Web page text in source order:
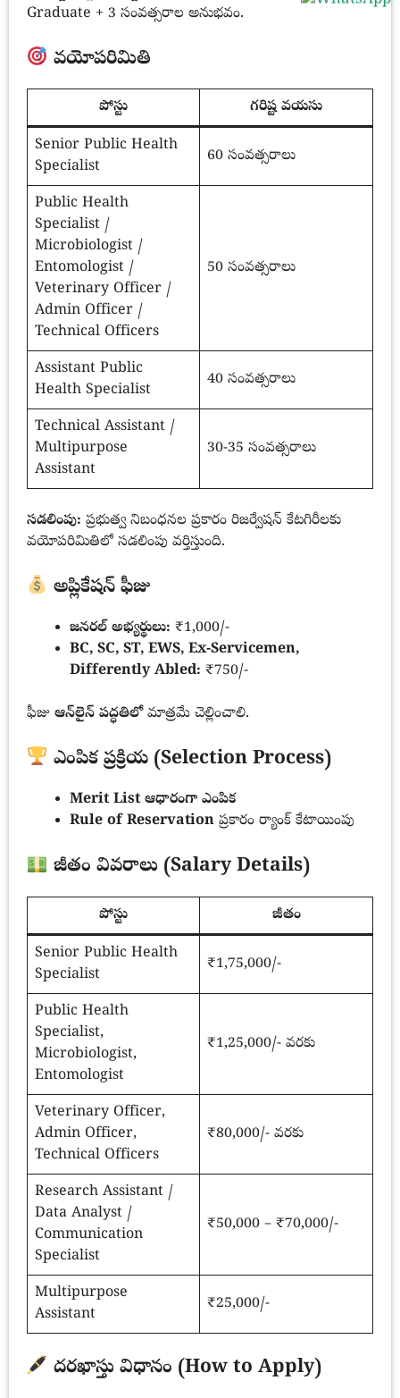
Graduate + 3 సంవత్సరాల అనుభవం.
వయోపరిమితి
పోస్టు
గరిష్ట వయసు
Senior Public Health
Specialist
60 సంవత్సరాలు
Public Health
Specialist /
Microbiologist /
Entomologist /
Veterinary Officer /
Admin Officer /
Technical Officers
50 సంవత్సరాలు
Assistant Public
Health Specialist
40 సంవత్సరాలు
Technical Assistant /
Multipurpose
Assistant
30-35 సంవత్సరాలు
సడలింపు: ప్రభుత్వ నిబంధనల ప్రకారం రిజర్వేషన్ కేటగిరీలకు
వయోపరిమితిలో సడలింపు వర్తిస్తుంది.
అప్లికేషన్ ఫీజు
జనరల్ అభ్యర్థులు: ₹1,000/-
BC, SC, ST, EWS, Ex-Servicemen,
Differently Abled: ₹750/-
ఫీజు ఆన్‌లైన్ పద్ధతిలోమాత్రమే చెల్లించాలి.
ఎంపిక ప్రక్రియ (Selection Process)
Merit List ఆధారంగా ఎంపిక
Rule of Reservation ప్రకారం ర్యాంక్ కేటాయింపు
జీతం వివరాలు (Salary Details)
పోస్టు
జీతం
Senior Public Health
Specialist
₹1,75,000/-
Public Health
Specialist,
Microbiologist,
Entomologist
₹1,25,000/- వరకు
Veterinary Officer,
Admin Officer,
Technical Officers
₹80,000/- వరకు
Research Assistant /
Data Analyst /
Communication
Specialist
₹50,000 – ₹70,000/-
Multipurpose
Assistant
₹25,000/-
దరఖాస్తు విధానం (How to Apply)